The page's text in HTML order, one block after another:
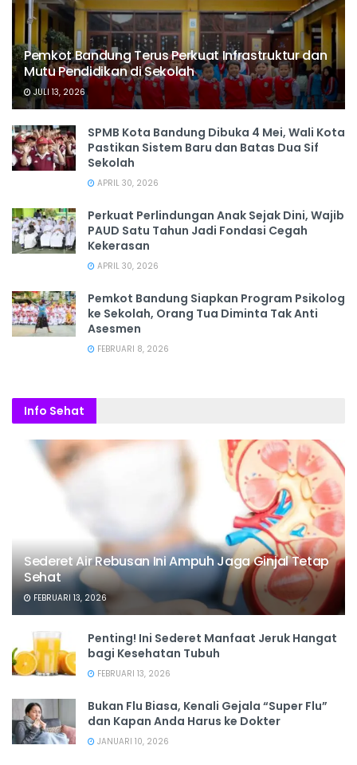
Pemkot Bandung Terus Perkuat Infrastruktur dan
Mutu Pendidikan di Sekolah
JULI 13, 2026
SPMB Kota Bandung Dibuka 4 Mei, Wali Kota
Pastikan Sistem Baru dan Batas Dua Sif
Sekolah
APRIL 30, 2026
Perkuat Perlindungan Anak Sejak Dini, Wajib
PAUD Satu Tahun Jadi Fondasi Cegah
Kekerasan
APRIL 30, 2026
Pemkot Bandung Siapkan Program Psikolog
ke Sekolah, Orang Tua Diminta Tak Anti
Asesmen
FEBRUARI 8, 2026
Info Sehat
Sederet Air Rebusan Ini Ampuh Jaga Ginjal Tetap
Sehat
FEBRUARI 13, 2026
Penting! Ini Sederet Manfaat Jeruk Hangat
bagi Kesehatan Tubuh
FEBRUARI 13, 2026
Bukan Flu Biasa, Kenali Gejala “Super Flu”
dan Kapan Anda Harus ke Dokter
JANUARI 10, 2026